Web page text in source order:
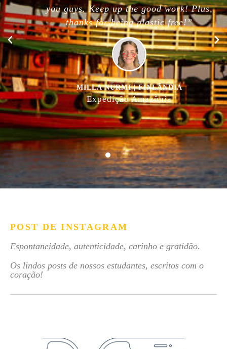
you guys. Keep up the good work! Plus,
thanks for being plastic free!”
MILLA NURMI | FINLÂNDIA
Expedição Amazônia
POST DE INSTAGRAM
Espontaneidade, autenticidade, carinho e gratidão.
Os lindos posts de nossos estudantes, escritos com o
coração!